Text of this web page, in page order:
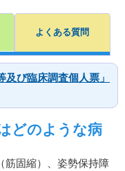
よくある質問
及び臨床調査個人票」
どのような病
筋固縮）、姿勢保持障